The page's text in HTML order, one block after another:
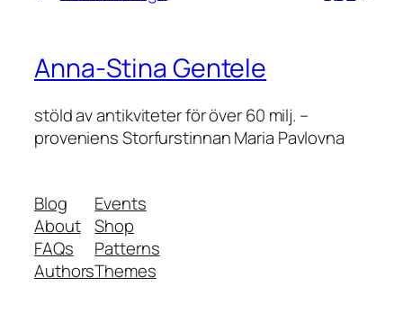
Anna-Stina Gentele
stöld av antikviteter för över 60 milj. –
proveniens Storfurstinnan Maria Pavlovna
Blog
About
FAQs
Authors
Events
Shop
Patterns
Themes